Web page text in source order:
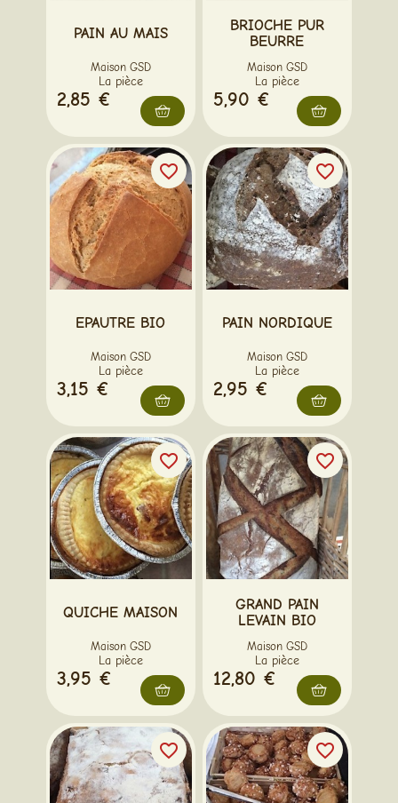
PAIN AU MAIS
Maison GSD
La pièce
2,85 €
BRIOCHE PUR
BEURRE
Maison GSD
La pièce
5,90 €
EPAUTRE BIO
Maison GSD
La pièce
3,15 €
favorite_border
PAIN NORDIQUE
Maison GSD
La pièce
2,95 €
favorite_border
QUICHE MAISON
Maison GSD
La pièce
3,95 €
favorite_border
GRAND PAIN
LEVAIN BIO
Maison GSD
La pièce
12,80 €
favorite_border
favorite_border favorite_border